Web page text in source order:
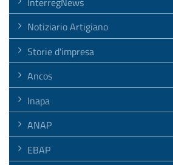
Notiziario Artigiano
Storie d'impresa
Ancos
Inapa
ANAP
EBAP